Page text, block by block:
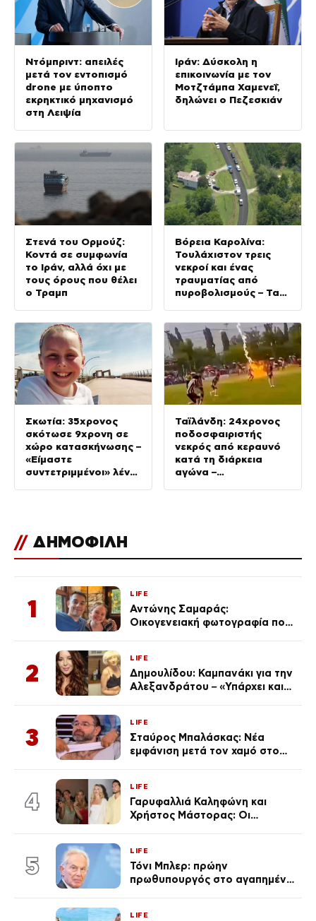
Ντόμπριντ: απειλές
μετά τον εντοπισμό
drone με ύποπτο
εκρηκτικό μηχανισμό
στη Λειψία
Ιράν: Δύσκολη η
επικοινωνία με τον
Μοτζτάμπα Χαμενεΐ,
δηλώνει ο Πεζεσκιάν
Στενά του Ορμούζ:
Κοντά σε συμφωνία
το Ιράν, αλλά όχι με
τους όρους που θέλει
ο Τραμπ
Βόρεια Καρολίνα:
Τουλάχιστον τρεις
νεκροί και ένας
τραυματίας από
πυροβολισμούς – Τα
Σκωτία: 35χρονος
σκότωσε 9χρονη σε
χώρο κατασκήνωσης –
«Είμαστε
συντετριμμένοι» λένε
Ταϊλάνδη: 24χρονος
ποδοσφαιριστής
νεκρός από κεραυνό
κατά τη διάρκεια
αγώνα –
// ΔΗΜΟΦΙΛΗ
1
LIFE
Αντώνης Σαμαράς:
Οικογενειακή φωτογραφία που
Λένας
2
LIFE
Δημουλίδου: Καμπανάκι για την
Αλεξανδράτου – «Υπάρχει και
3
LIFE
Σταύρος Μπαλάσκας: Νέα
εμφάνιση μετά τον χαμό στο
4
LIFE
Γαρυφαλλιά Καληφώνη και
Χρήστος Μάστορας: Οι
απαρατήρητη
5
LIFE
Τόνι Μπλερ: πρώην
πρωθυπουργός στο αγαπημένο
LIFE